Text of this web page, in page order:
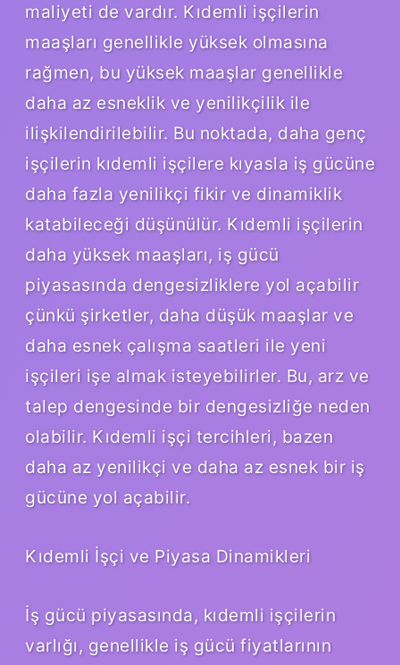
maliyeti de vardır. Kıdemli işçilerin
maaşları genellikle yüksek olmasına
rağmen, bu yüksek maaşlar genellikle
daha az esneklik ve yenilikçilik ile
ilişkilendirilebilir. Bu noktada, daha genç
işçilerin kıdemli işçilere kıyasla iş gücüne
daha fazla yenilikçi fikir ve dinamiklik
katabileceği düşünülür. Kıdemli işçilerin
daha yüksek maaşları, iş gücü
piyasasında dengesizliklere yol açabilir
çünkü şirketler, daha düşük maaşlar ve
daha esnek çalışma saatleri ile yeni
işçileri işe almak isteyebilirler. Bu, arz ve
talep dengesinde bir dengesizliğe neden
olabilir. Kıdemli işçi tercihleri, bazen
daha az yenilikçi ve daha az esnek bir iş
gücüne yol açabilir.
Kıdemli İşçi ve Piyasa Dinamikleri
İş gücü piyasasında, kıdemli işçilerin
varlığı, genellikle iş gücü fiyatlarının